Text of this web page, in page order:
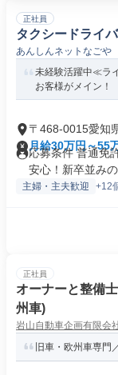
正社員
タクシードライ
あんしんネットなごや
未経験活躍中≪ラ
お客様がメイン！
〒468-0015愛知
月給30万円～55
応募条件 普通免
安心！新卒並みの
主婦・主夫歓迎 +12
正社員
オーナーと整備
州車)
岩山自動車企画有限会
旧車・欧州車専門